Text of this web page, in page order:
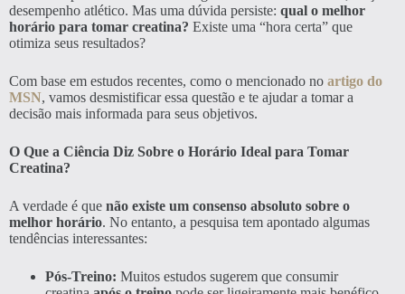
desempenho atlético. Mas uma dúvida persiste: qual o melhor
horário para tomar creatina? Existe uma “hora certa” que
otimiza seus resultados?
Com base em estudos recentes, como o mencionado no artigo do
MSN, vamos desmistificar essa questão e te ajudar a tomar a
decisão mais informada para seus objetivos.
O Que a Ciência Diz Sobre o Horário Ideal para Tomar
Creatina?
A verdade é que não existe um consenso absoluto sobre o
melhor horário. No entanto, a pesquisa tem apontado algumas
tendências interessantes:
Pós-Treino: Muitos estudos sugerem que consumir